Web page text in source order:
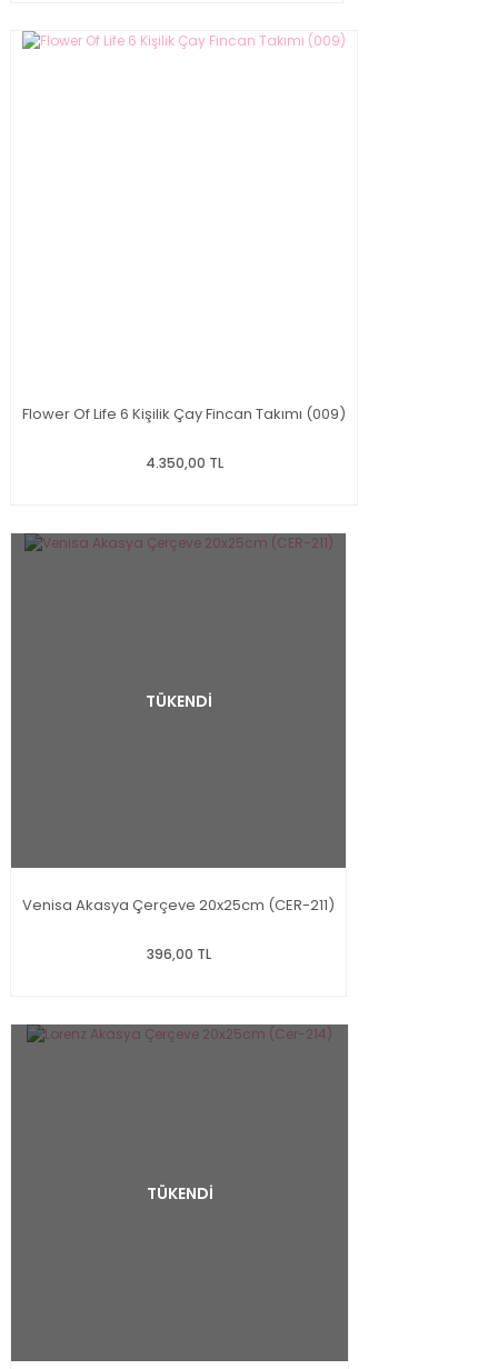
Flower Of Life 6 Kişilik Çay Fincan Takımı (009)
4.350,00 TL
TÜKENDİ
Venisa Akasya Çerçeve 20x25cm (CER-211)
396,00 TL
TÜKENDİ